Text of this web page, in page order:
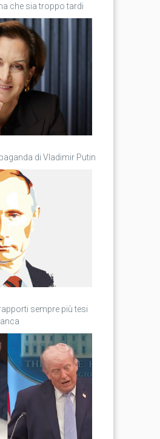
che sia troppo tardi
di Vladimir Putin
sempre più tesi